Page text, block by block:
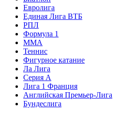
Евролига
Единая Лига ВТБ
РПЛ
Формула 1
MMA
Теннис
Фигурное катание
Ла Лига
Серия А
Лига 1 Франция
Английская Премьер-Лига
Бундеслига